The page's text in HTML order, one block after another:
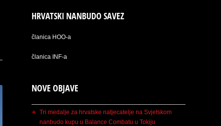
HRVATSKI NANBUDO SAVEZ
članica HOO-a
članica INF-a
NOVE OBJAVE
Tri medalje za hrvatske natjecatelje na Svjetskom
nanbudo kupu u Balance Combatu u Tokiju